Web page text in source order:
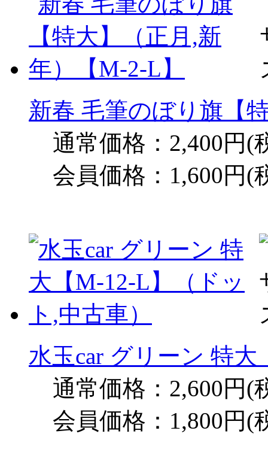
新春 毛筆のぼり旗【
通常価格：2,400円(
会員価格：1,600円(
水玉car グリーン 特
通常価格：2,600円(
会員価格：1,800円(